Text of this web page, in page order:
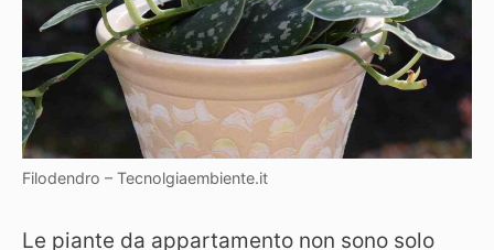
Filodendro – Tecnolgiaembiente.it
Le piante da appartamento non sono solo